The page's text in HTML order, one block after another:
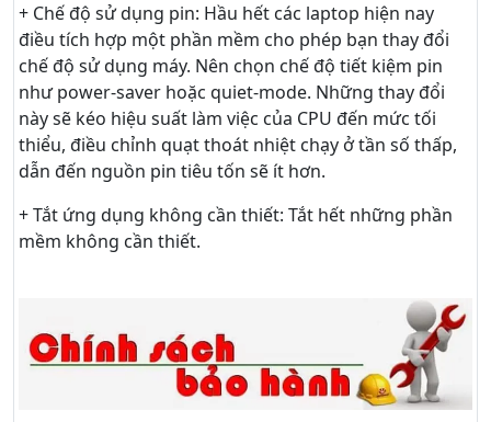
+ Chế độ sử dụng pin: Hầu hết các laptop hiện nay
điều tích hợp một phần mềm cho phép bạn thay đổi
chế độ sử dụng máy. Nên chọn chế độ tiết kiệm pin
như power-saver hoặc quiet-mode. Những thay đổi
này sẽ kéo hiệu suất làm việc của CPU đến mức tối
thiểu, điều chỉnh quạt thoát nhiệt chạy ở tần số thấp,
dẫn đến nguồn pin tiêu tốn sẽ ít hơn.
+ Tắt ứng dụng không cần thiết: Tắt hết những phần
mềm không cần thiết.